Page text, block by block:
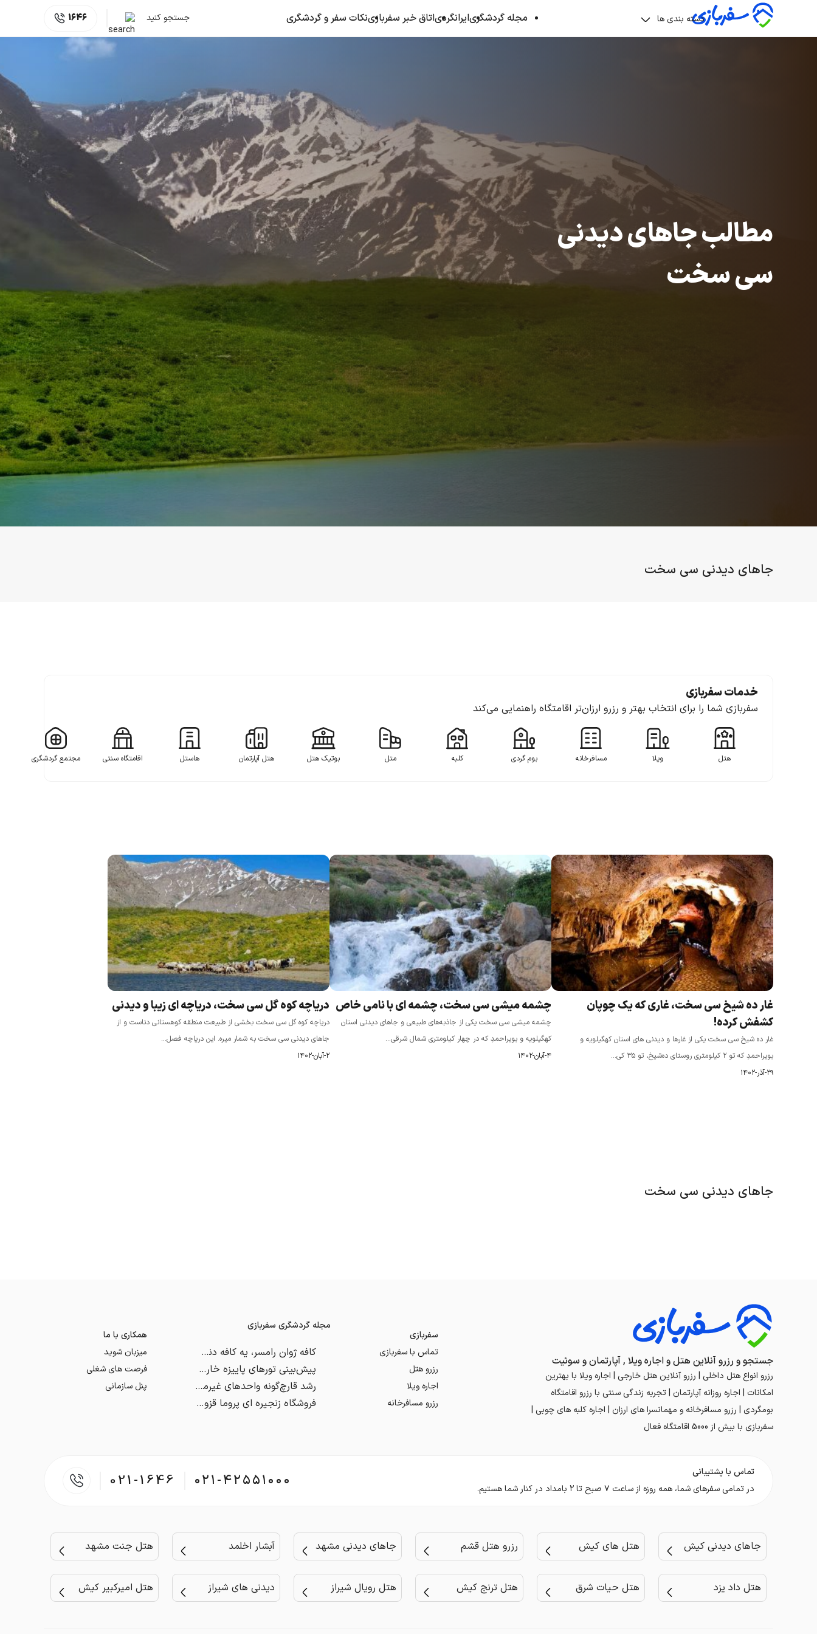
دسته بندی ها مجله گردشگریایرانگردیاتاق خبر سفربازینکات سفر و گردشگری جستجو کنید 1646
مطالب جاهای دیدنی
سی سخت
جاهای دیدنی سی سخت
خدمات سفربازی
سفربازی شما را برای انتخاب بهتر و رزرو ارزان‌تر اقامتگاه راهنمایی می‌کند
هتل ویلا مسافرخانه بوم گردی کلبه متل بوتیک هتل هتل آپارتمان هاستل اقامتگاه سنتی مجتمع گردشگری
غار ده شیخ سی سخت، غاری که یک چوپان
کشفش کرده!
غار ده شیخ سی سخت یکی از غارها و دیدنی های استان کهگیلویه و
بویراحمدِ که تو ۲ کیلومتری روستای ده‌شیخ، تو ۳۵ کی...
۲۹-آذر-۱۴۰۲
چشمه میشی سی سخت، چشمه ای با نامی خاص
چشمه میشی سی سخت یکی از جاذبه‌های طبیعی و جاهای دیدنی استان
کهگیلویه و بویراحمدِ که در چهار کیلومتری شمال شرقی...
۴-آبان-۱۴۰۲
دریاچه کوه گل سی سخت، دریاچه ای زیبا و دیدنی
دریاچه کوه گل سی سخت بخشی از طبیعت منطقه‌ کوهستانی دناست و از
جاهای دیدنی سی سخت به شمار میره. این دریاچه‌ فصل...
۲-آبان-۱۴۰۲
جاهای دیدنی سی سخت
جستجو و رزرو آنلاین هتل و اجاره ویلا , آپارتمان و سوئیت
رزرو انواع هتل داخلی | رزرو آنلاین هتل خارجی | اجاره ویلا با بهترین
امکانات | اجاره روزانه آپارتمان | تجربه زندگی سنتی با رزرو اقامتگاه
بومگردی | رزرو مسافرخانه و مهمانسرا های ارزان | اجاره کلبه های چوبی |
سفربازی با بیش از 5000 اقامتگاه فعال
سفربازی
تماس با سفربازی
رزرو هتل
اجاره ویلا
رزرو مسافرخانه
مجله گردشگری سفربازی
کافه ژوان رامسر، یه کافه دنج روبروی کوه و جنگل
پیش‌بینی تورهای پاییزه خارجی
رشد قارچ‌گونه واحدهای غیرمجاز بلای جان بوم‌گردی‌ها
فروشگاه زنجیره ای پروما قزوین، فروشگاهی برای خرید مایحتاج روزانه
همکاری با ما
میزبان شوید
فرصت های شغلی
پنل سازمانی
تماس با پشتیبانی
در تمامی سفر‌های شما، همه روزه از ساعت ۷ صبح تا ۲ بامداد در کنار شما هستیم.
۰۲۱-۴۲۵۵۱۰۰۰ 021-1646
جاهای دیدنی کیش هتل های کیش رزرو هتل قشم جاهای دیدنی مشهد آبشار اخلمد هتل جنت مشهد
هتل داد یزد هتل حیات شرق هتل ترنج کیش هتل رویال شیراز دیدنی های شیراز هتل امیرکبیر کیش